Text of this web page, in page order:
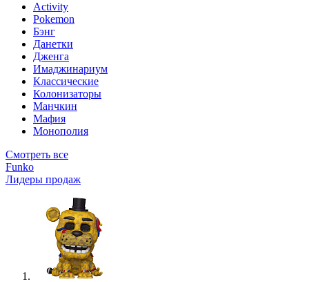
Activity
Pokemon
Бэнг
Данетки
Дженга
Имаджинариум
Классические
Колонизаторы
Манчкин
Мафия
Монополия
Смотреть все
Funko
Лидеры продаж